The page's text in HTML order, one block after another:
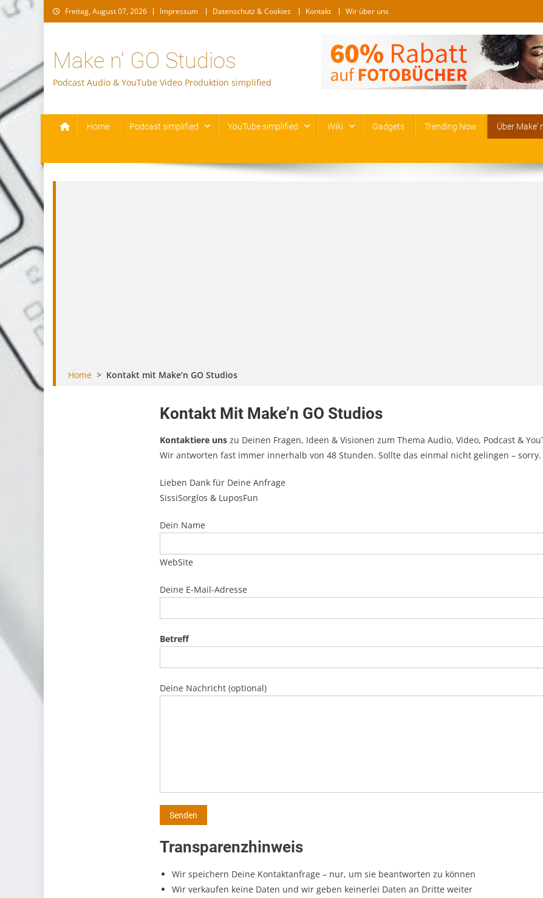
Skip
to
Freitag, August 07, 2026 Impressum Datenschutz & Cookies Kontakt Wir über uns
Make n' GO Studios
Podcast Audio & YouTube Video Produktion simplified
Home Podcast simplified YouTube simplified Wiki Gadgets Trending Now Über Make‘
Home > Kontakt mit Make’n GO Studios
Kontakt Mit Make’n GO Studios
Kontaktiere uns zu Deinen Fragen, Ideen & Visionen zum Thema Audio, Video, Podcast &
Wir antworten fast immer innerhalb von 48 Stunden. Sollte das einmal nicht gelingen – sorry.
Lieben Dank für Deine Anfrage
SissiSorglos & LuposFun
Dein Name
WebSite
Deine E-Mail-Adresse
Betreff
Deine Nachricht (optional)
Transparenzhinweis
Wir speichern Deine Kontaktanfrage – nur, um sie beantworten zu können
Wir verkaufen keine Daten und wir geben keinerlei Daten an Dritte weiter